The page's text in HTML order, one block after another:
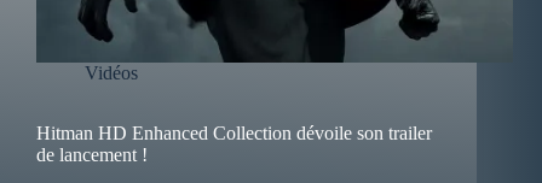
Vidéos
Hitman HD Enhanced Collection dévoile son trailer
de lancement !